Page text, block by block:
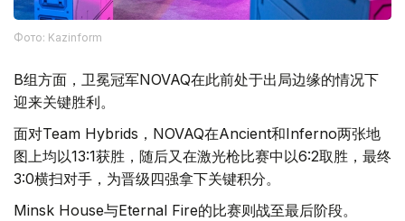
Фото: Kazinform
B组方面，卫冕冠军NOVAQ在此前处于出局边缘的情况下
迎来关键胜利。
面对Team Hybrids，NOVAQ在Ancient和Inferno两张地
图上均以13:1获胜，随后又在激光枪比赛中以6:2取胜，最终
3:0横扫对手，为晋级四强拿下关键积分。
Minsk House与Eternal Fire的比赛则战至最后阶段。